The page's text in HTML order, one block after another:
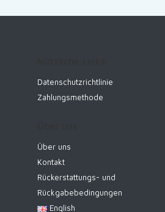
Datenschutzrichtlinie
Zahlungsmethode
Über uns
Kontakt
Rückerstattungs- und
Rückgabebedingungen
English